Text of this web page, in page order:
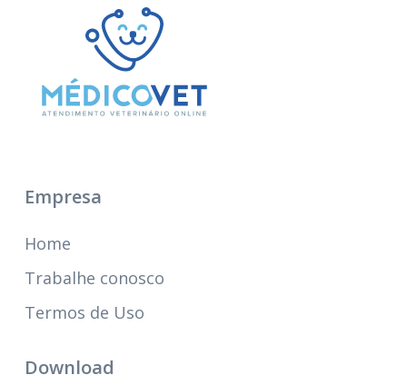
Empresa
Home
Trabalhe conosco
Termos de Uso
Download